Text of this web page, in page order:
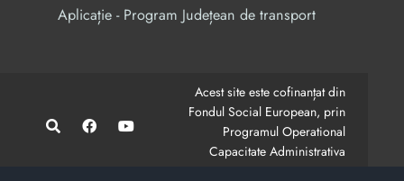
Aplicație - Program Județean de transport
Acest site este cofinanțat din
Fondul Social European, prin
Programul Operational
Capacitate Administrativa